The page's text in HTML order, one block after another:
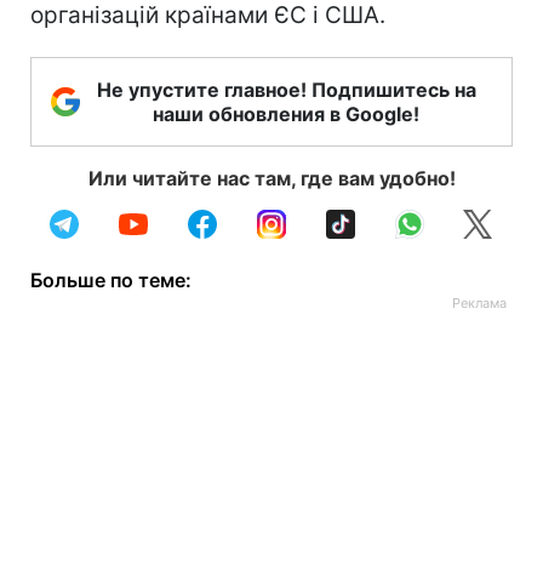
організацій країнами ЄС і США.
Не упустите главное! Подпишитесь на
наши обновления в Google!
Или читайте нас там, где вам удобно!
Больше по теме: